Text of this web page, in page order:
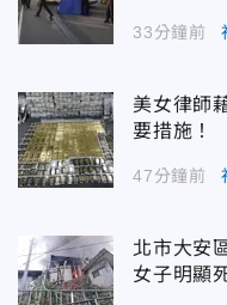
33分鐘前
美女律師
要措施！
47分鐘前
北市大安
女子明顯